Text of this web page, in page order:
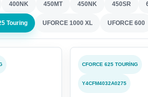
400NK 450MT 450NK 450SR
Touring UFORCE 1000 XL UFORCE 600
CFORCE 625 TOURING
Y4CFM4032A0275